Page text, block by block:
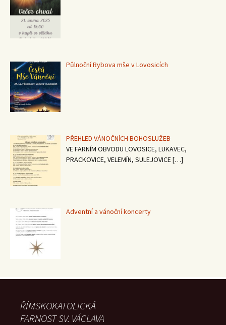
Půlnoční Rybova mše v Lovosicích
PŘEHLED VÁNOČNÍCH BOHOSLUŽEB
VE FARNÍM OBVODU LOVOSICE, LUKAVEC,
PRACKOVICE, VELEMÍN, SULEJOVICE[…]
Adventní a vánoční koncerty
ŘÍMSKOKATOLICKÁ
FARNOST SV. VÁCLAVA